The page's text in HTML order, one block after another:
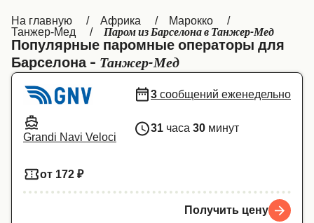
Italia Canada (FR)
Canada België (NL)
Ελλάδα Belgique (FR)
Polska Deutschland
Schweiz (DE) Norge
На главную Африка
Марокко
Танжер-Мед
Паром из Барселона в Танжер-Мед
Популярные паромные операторы для
Барселона - Танжер-Мед
Grandi Navi Veloci
3 сообщений еженедельно
31 часа 30 минут
от 172 ₽
Получить цену